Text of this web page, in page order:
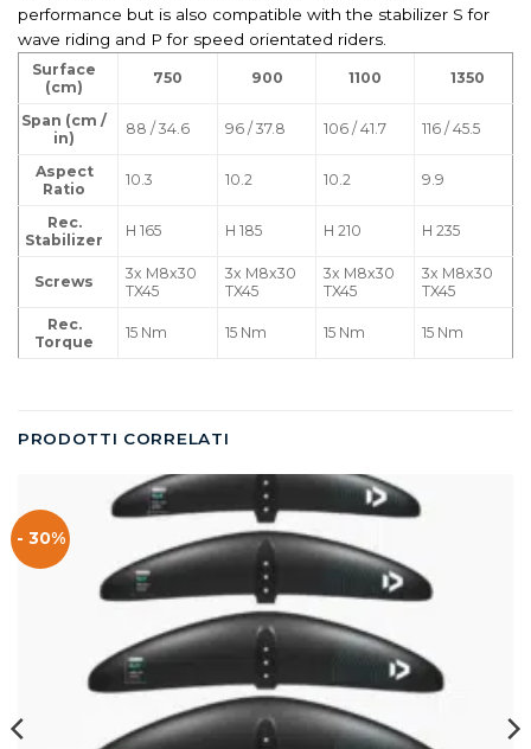
performance but is also compatible with the stabilizer S for
wave riding and P for speed orientated riders.
Surface
(cm)
750 900 1100 1350
Span (cm /
in)
88 / 34.6 96 / 37.8 106 / 41.7 116 / 45.5
Aspect
Ratio
10.3 10.2 10.2 9.9
Rec.
Stabilizer
H 165 H 185 H 210 H 235
Screws
3x M8x30
TX45
3x M8x30
TX45
3x M8x30
TX45
3x M8x30
TX45
Rec.
Torque
15 Nm 15 Nm 15 Nm 15 Nm
PRODOTTI CORRELATI
- 30%